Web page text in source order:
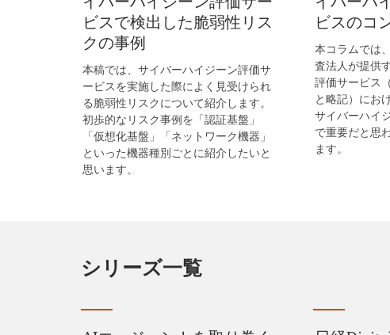
ビスで検出した脆弱性リス
クの事例
本稿では、サイバーハイジーン評価サ
ービスを実施した際によく見受けられ
る脆弱性リスクについて紹介します。
初歩的なリスク事例を「認証基盤」
「仮想化基盤」「ネットワーク機器」
といった機器種別ごとに紹介したいと
思います。
ビスのコ
本コラムでは
査法人が提供
評価サービス
と略記）にお
サイバーハイ
で重要だと思
ます。
シリーズ一覧